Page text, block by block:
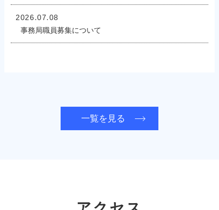
2026.07.08
事務局職員募集について
一覧を見る